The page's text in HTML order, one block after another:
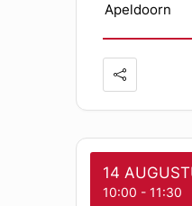
Apeldoorn
14
10:00 - 11:30